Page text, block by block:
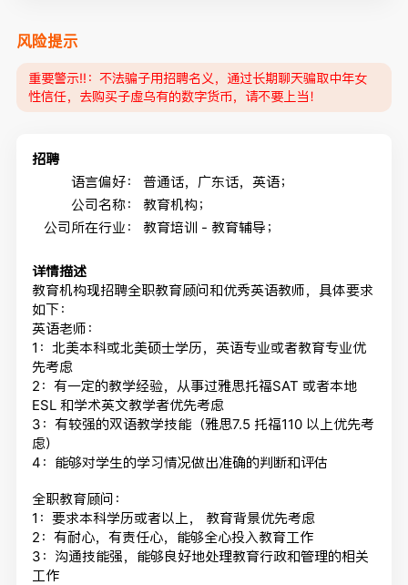
风险提示
重要警示‼️：不法骗子用招聘名义，通过长期聊天骗取中年女
性信任，去购买子虚乌有的数字货币，请不要上当！
招聘
语言偏好：
普通话，广东话，英语；
公司名称：
教育机构；
公司所在行业：
教育培训 - 教育辅导；
详情描述
教育机构现招聘全职教育顾问和优秀英语教师，具体要求
如下：
英语老师：
1：北美本科或北美硕士学历，英语专业或者教育专业优
先考虑
2：有一定的教学经验，从事过雅思托福SAT 或者本地
ESL 和学术英文教学者优先考虑
3：有较强的双语教学技能（雅思7.5 托福110 以上优先考
虑）
4：能够对学生的学习情况做出准确的判断和评估
全职教育顾问：
1：要求本科学历或者以上， 教育背景优先考虑
2：有耐心，有责任心，能够全心投入教育工作
3：沟通技能强，能够良好地处理教育行政和管理的相关
工作